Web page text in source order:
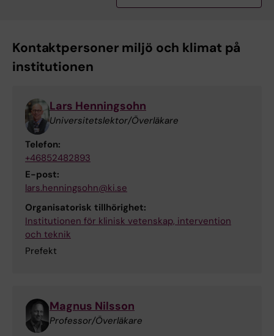
Kontaktpersoner miljö och klimat på
institutionen
Lars Henningsohn
Universitetslektor/Överläkare
Telefon:
+46852482893
E-post:
lars.henningsohn@ki.se
Organisatorisk tillhörighet:
Institutionen för klinisk vetenskap, intervention
och teknik
Prefekt
Magnus Nilsson
Professor/Överläkare